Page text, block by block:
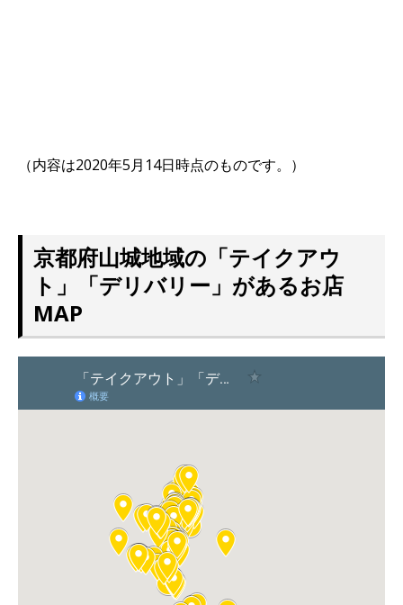
（内容は2020年5月14日時点のものです。）
京都府山城地域の「テイクアウ
ト」「デリバリー」があるお店
MAP